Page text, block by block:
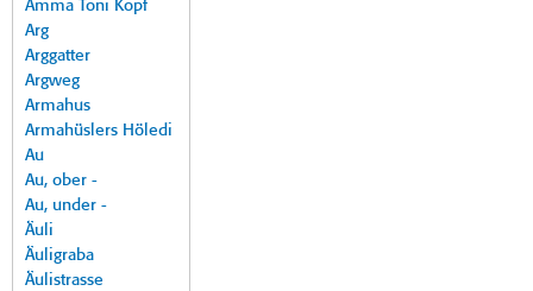
Amma Toni Kopf
Arg
Arggatter
Argweg
Armahus
Armahüslers Höledi
Au
Au, ober -
Au, under -
Äuli
Äuligraba
Äulistrasse